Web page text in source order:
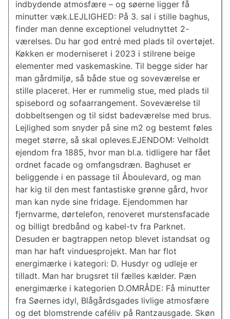
indbydende atmosfære – og søerne ligger få
minutter væk.LEJLIGHED: På 3. sal i stille baghus,
finder man denne exceptionel veludnyttet 2-
værelses. Du har god entré med plads til overtøjet.
Køkken er moderniseret i 2023 i stilrene beige
elementer med vaskemaskine. Til begge sider har
man gårdmiljø, så både stue og soveværelse er
stille placeret. Her er rummelig stue, med plads til
spisebord og sofaarrangement. Soveværelse til
dobbeltsengen og til sidst badeværelse med brus.
Lejlighed som snyder på sine m2 og bestemt føles
meget større, så skal opleves.EJENDOM: Velholdt
ejendom fra 1885, hvor man bl.a. tidligere har fået
ordnet facade og omfangsdræn. Baghuset er
beliggende i en passage til Åboulevard, og man
har kig til den mest fantastiske grønne gård, hvor
man kan nyde sine fridage. Ejendommen har
fjernvarme, dørtelefon, renoveret murstensfacade
og billigt bredbånd og kabel-tv fra Parknet.
Desuden er bagtrappen netop blevet istandsat og
man har haft vinduesprojekt. Man har flot
energimærke i kategori: D. Husdyr og udleje er
tilladt. Man har brugsret til fælles kælder. Pæn
energimærke i kategorien D.OMRÅDE: Få minutter
fra Søernes idyl, Blågårdsgades livlige atmosfære
og det blomstrende caféliv på Rantzausgade. Skøn